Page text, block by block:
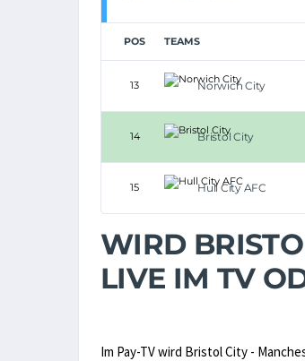
POS TEAMS
13 Norwich City
14 Bristol City
15 Hull City AFC
WIRD
LIVE IM TV
Im Pay-TV wird Bristol City -